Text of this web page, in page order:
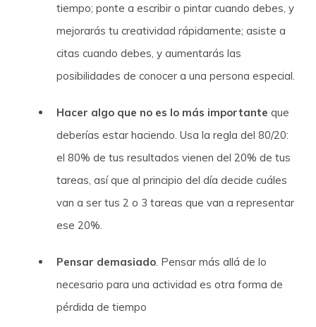
tiempo; ponte a escribir o pintar cuando debes, y
mejorarás tu creatividad rápidamente; asiste a
citas cuando debes, y aumentarás las
posibilidades de conocer a una persona especial.
Hacer algo que no es lo más importante que
deberías estar haciendo. Usa la regla del 80/20:
el 80% de tus resultados vienen del 20% de tus
tareas, así que al principio del día decide cuáles
van a ser tus 2 o 3 tareas que van a representar
ese 20%.
Pensar demasiado. Pensar más allá de lo
necesario para una actividad es otra forma de
pérdida de tiempo